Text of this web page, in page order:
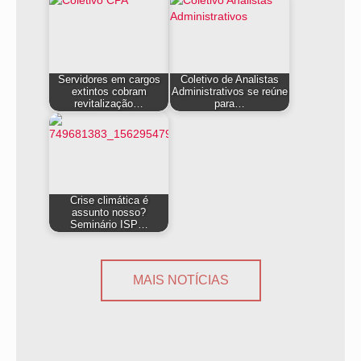
Servidores em cargos
extintos cobram
revitalização…
Coletivo de Analistas
Administrativos se reúne
para…
Crise climática é
assunto nosso?
Seminário ISP…
MAIS NOTÍCIAS